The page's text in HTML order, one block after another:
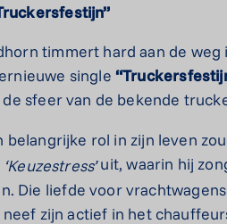
timmert hard aan de weg
single
sfeer van de bekende
rol in zijn leven
‘Keuzestress’uit, waarin hij
Die liefde voor
zijn actief in het